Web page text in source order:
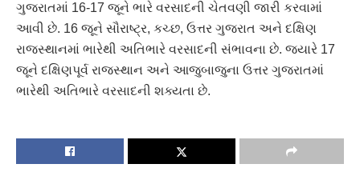
ગુજરાતમાં 16-17 જૂને ભારે વરસાદની ચેતવણી જારી કરવામાં
આવી છે. 16 જૂને સૌરાષ્ટ્ર, કચ્છ, ઉત્તર ગુજરાત અને દક્ષિણ
રાજસ્થાનમાં ભારેથી અતિભારે વરસાદની સંભાવના છે. જ્યારે 17
જૂને દક્ષિણપૂર્વ રાજસ્થાન અને આજુબાજુના ઉત્તર ગુજરાતમાં
ભારેથી અતિભારે વરસાદની શક્યતા છે.